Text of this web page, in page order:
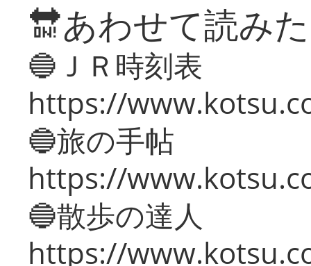
🔛あわせて読み
🔵ＪＲ時刻表
https://
🔵旅の手帖
https://
🔵散歩の達人
https://